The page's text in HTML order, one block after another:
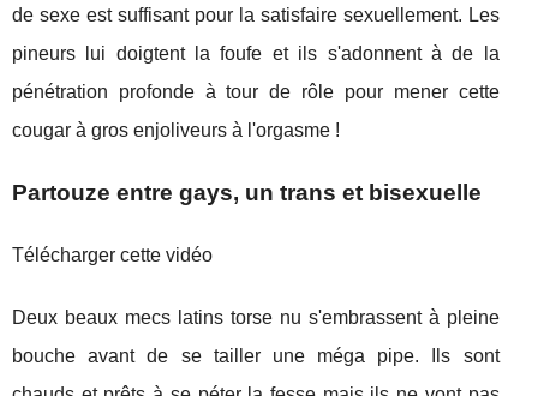
de sexe est suffisant pour la satisfaire sexuellement. Les
pineurs lui doigtent la foufe et ils s'adonnent à de la
pénétration profonde à tour de rôle pour mener cette
cougar à gros enjoliveurs à l'orgasme !
Partouze entre gays, un trans et bisexuelle
Télécharger cette vidéo
Deux beaux mecs latins torse nu s'embrassent à pleine
bouche avant de se tailler une méga pipe. Ils sont